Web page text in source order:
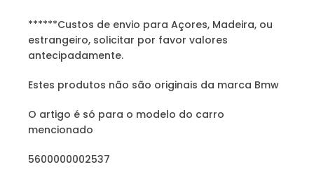
******Custos de envio para Açores, Madeira, ou
estrangeiro, solicitar por favor valores
antecipadamente.
Estes produtos não são originais da marca Bmw
O artigo é só para o modelo do carro
mencionado
5600000002537